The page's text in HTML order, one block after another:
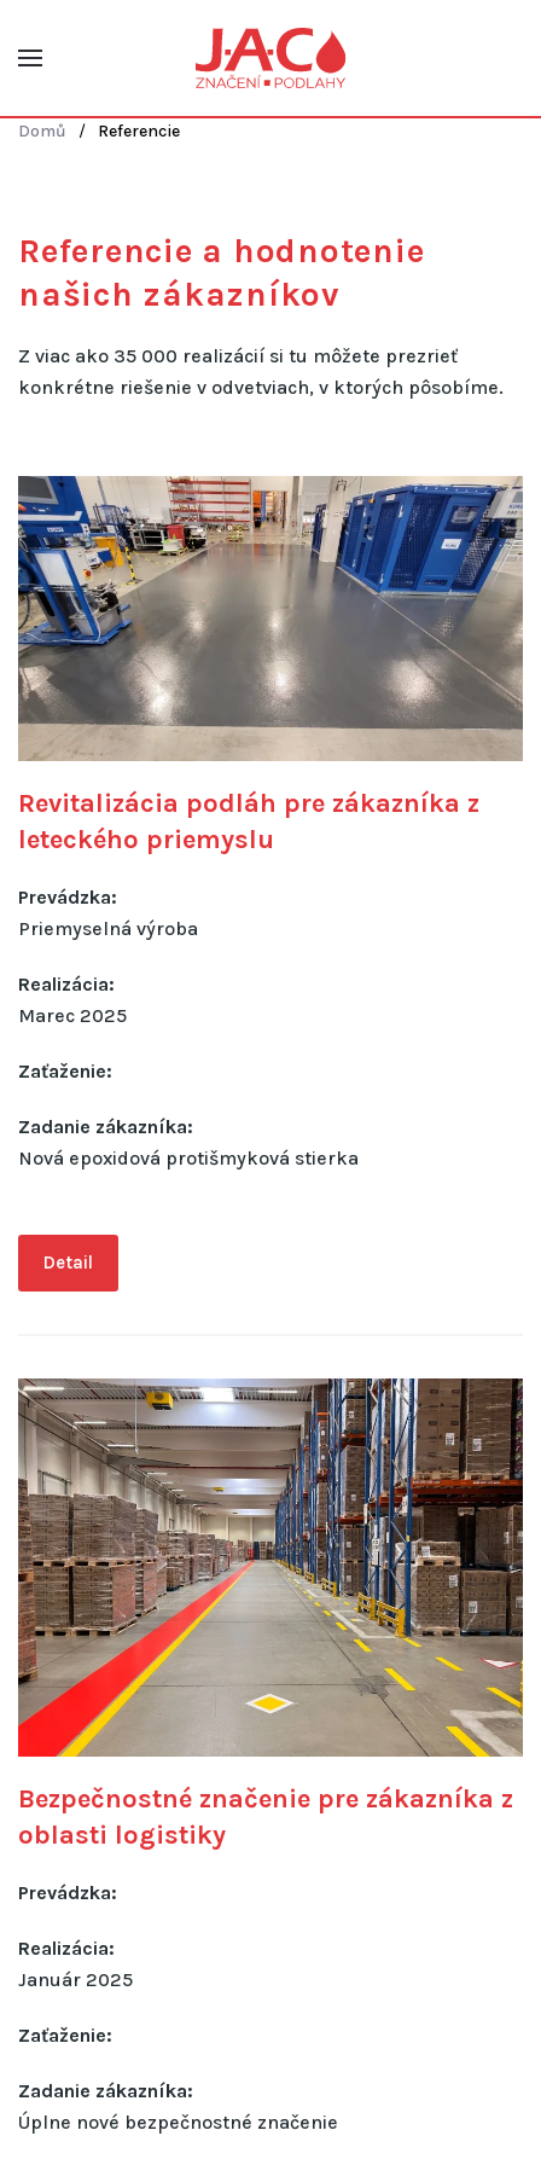
Skip to main content
Domů Referencie
Referencie a hodnotenie
našich zákazníkov
Z viac ako 35 000 realizácií si tu môžete prezrieť
konkrétne riešenie v odvetviach, v ktorých pôsobíme.
Revitalizácia podláh pre zákazníka z
leteckého priemyslu
Prevádzka:
Priemyselná výroba
Realizácia:
Marec 2025
Zaťaženie:
Zadanie zákazníka:
Nová epoxidová protišmyková stierka
Detail
Bezpečnostné značenie pre zákazníka z
oblasti logistiky
Prevádzka:
Realizácia:
Január 2025
Zaťaženie:
Zadanie zákazníka:
Úplne nové bezpečnostné značenie